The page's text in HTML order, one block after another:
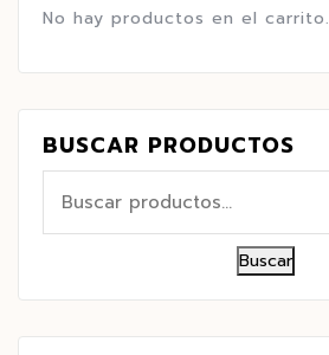
No hay productos en el carrito.
BUSCAR PRODUCTOS
Buscar